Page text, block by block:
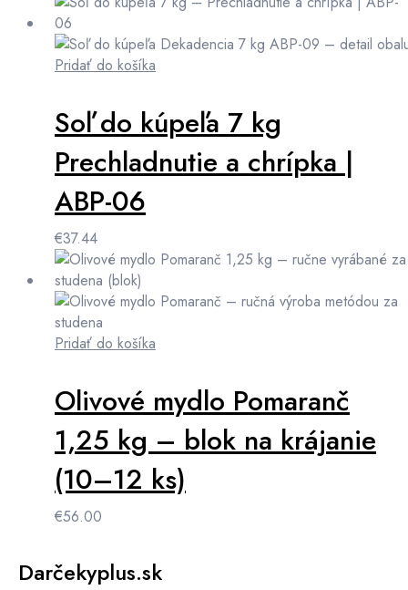
Pridať do košíka
Soľ do kúpeľa 7 kg
Prechladnutie a chrípka |
ABP-06
€37.44
Pridať do košíka
Olivové mydlo Pomaranč
1,25 kg – blok na krájanie
(10–12 ks)
€56.00
Darčekyplus.sk